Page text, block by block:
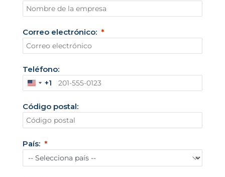
Correo electrónico:
Teléfono:
E
t
a
d
o
s
+1
Código postal:
País: